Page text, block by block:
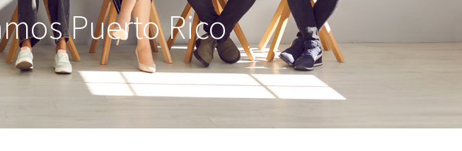
Puerto Rico